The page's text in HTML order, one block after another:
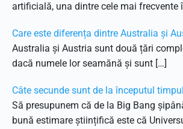
artificială, una dintre cele mai frecvente
Care este diferența dintre Australia și
Australia și Austria sunt două țări
dacă numele lor seamănă și sunt […]
Câte secunde sunt de la începutul
Să presupunem că de la Big Bang
bună estimare științifică este că